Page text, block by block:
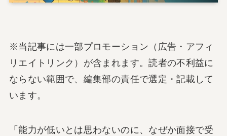
※当記事には一部プロモーション（広告・アフィ
リエイトリンク）が含まれます。読者の不利益に
ならない範囲で、編集部の責任で選定・記載して
います。
「能力が低いとは思わないのに、なぜか面接で受